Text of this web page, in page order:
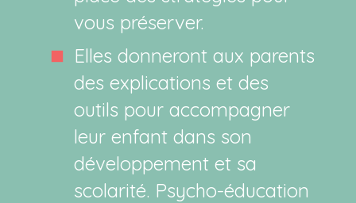
vous préserver.
Elles donneront aux parents
des explications et des
outils pour accompagner
leur enfant dans son
développement et sa
scolarité. Psycho-éducation